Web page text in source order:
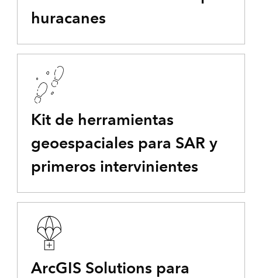
huracanes
Kit de herramientas
geoespaciales para SAR y
primeros intervinientes
ArcGIS Solutions para